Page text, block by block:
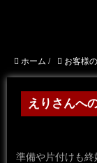
ホーム / お客様
えりさんへ
準備や片付けも終